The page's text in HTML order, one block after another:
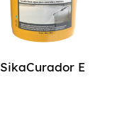
SikaCurador E